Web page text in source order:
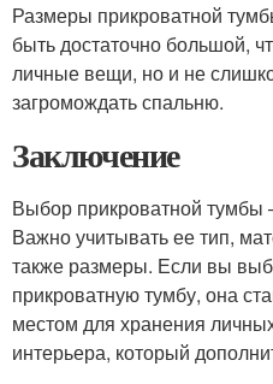
Размеры прикроватной
быть достаточно большой,
личные вещи, но и не
загромождать спальню.
Заключение
Выбор прикроватной тумбы
Важно учитывать ее тип,
также размеры. Если вы
прикроватную тумбу, она
местом для хранения
интерьера, который